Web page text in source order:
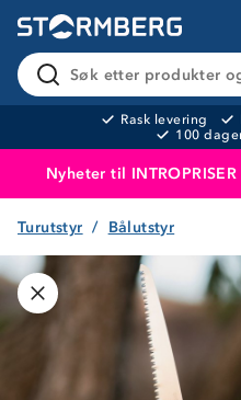
Søk etter produkter
Rask levering
100
Nyheter til
Produktet er lagt
Turutstyr Bålutstyr